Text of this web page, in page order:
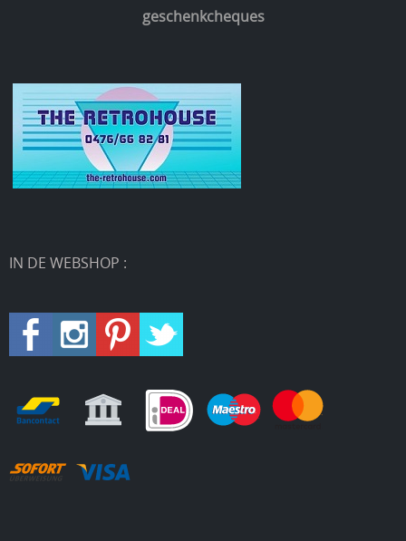
geschenkcheques
IN DE WEBSHOP :